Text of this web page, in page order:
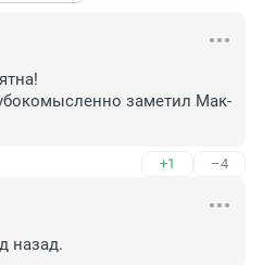
заметил Мак-
+1 –4
назад.